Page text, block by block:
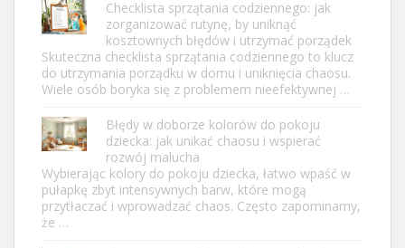
Checklista sprzątania codziennego: jak
zorganizować rutynę, by uniknąć
kosztownych błędów i utrzymać porządek
Skuteczna checklista sprzątania codziennego to klucz
do utrzymania porządku w domu i uniknięcia chaosu.
Wiele osób boryka się z problemem nieefektywnej …
Błędy w doborze kolorów do pokoju
dziecka: jak unikać chaosu i wspierać
rozwój malucha
Wybierając kolory do pokoju dziecka, łatwo wpaść w
pułapkę zbyt intensywnych barw, które mogą
przytłaczać i wprowadzać chaos. Często zapominamy,
że …